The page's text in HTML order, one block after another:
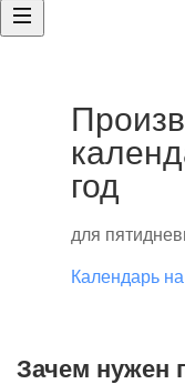
год
для
Календарь
Зачем нужен